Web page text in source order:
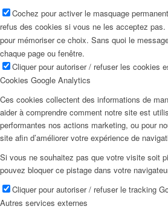
Cochez pour activer le masquage
refus des cookies si vous ne les acceptez
pour mémoriser ce choix. Sans quoi le
chaque page ou fenêtre.
Cliquer pour autoriser / refuser les cookies
Cookies Google Analytics
Ces cookies collectent des informations de
aider à comprendre comment notre site est
performantes nos actions marketing, ou pour
site afin d’améliorer votre expérience de
Si vous ne souhaitez pas que votre visite soit
pouvez bloquer ce pistage dans votre
Cliquer pour autoriser / refuser le tracking
Autres services externes